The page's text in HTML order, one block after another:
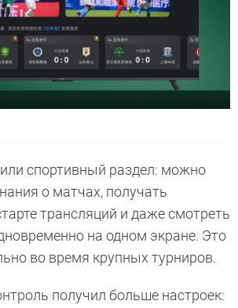
спортивный раздел: можно
о матчах, получать
трансляций и даже смотреть
на одном экране. Это
во время крупных турниров.
получил больше настроек: